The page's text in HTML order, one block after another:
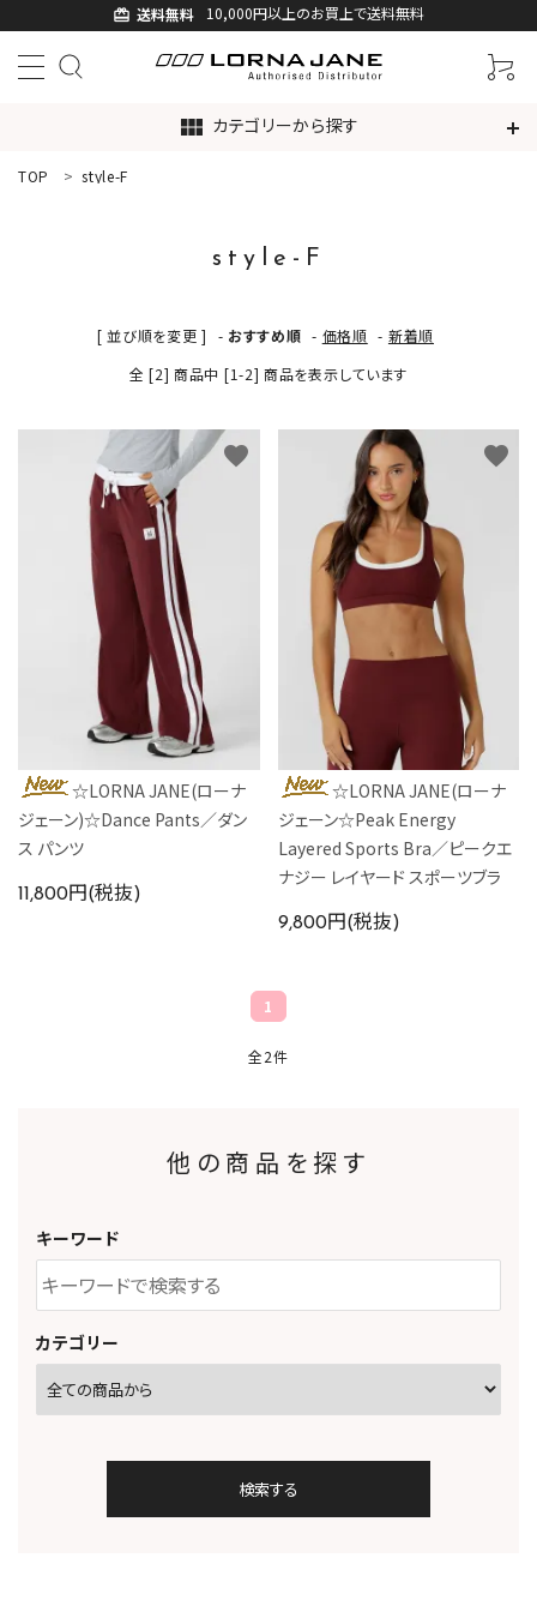
card_giftcard 送料無料 10,000円以上のお買上で送料無料
view_module カテゴリーから探す
ACCOUNT MENU
新着商品
アイテムから探す
カラーから探す
INFORMATIOM
TOP style-F
style-F
[ 並び順を変更 ] - おすすめ順 - 価格順 - 新着順
全 [2] 商品中 [1-2] 商品を表示しています
☆LORNA JANE(ローナ
ジェーン)☆Dance Pants／ダン
ス パンツ
11,800円(税抜)
favorite
☆LORNA JANE(ローナ
ジェーン☆Peak Energy
Layered Sports Bra／ピークエ
ナジー レイヤード スポーツブラ
9,800円(税抜)
favorite
1
全2件
他の商品を探す
キーワード
カテゴリー
検索する